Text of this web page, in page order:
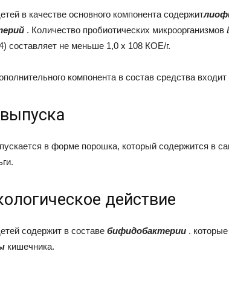
в качестве основного компонента содержит
. Количество пробиотических микроорганизмов
составляет не меньше 1,0 х 108 КОЕ/г.
компонента в состав средства
в форме порошка, который содержится в
действие
содержит в составе бифидобактерии .
кишечника.